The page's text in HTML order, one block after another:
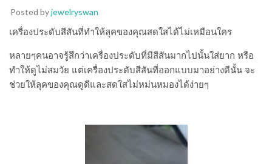
Posted byjewelryswan
เครื่องประดับสีสันที่ทำให้ลุคของคุณสดใสได้ไม่เหมือนใคร
หลายๆคนอาจรู้สึกว่าเครื่องประดับที่มีสีสันมากไปนั้นใส่ยาก หรือ
ทำให้ดูไม่สมวัย แต่เครื่องประดับสีสันที่ออกแบบมาอย่างดีนั้น จะ
ช่วยให้ลุคของคุณดูดีและสดใสไม่หม่นหมองได้ง่ายๆ